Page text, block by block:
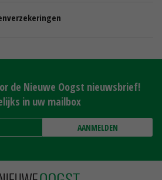
de Nieuwe Oogst nieuwsbrief!
in uw mailbox
AANMELDEN